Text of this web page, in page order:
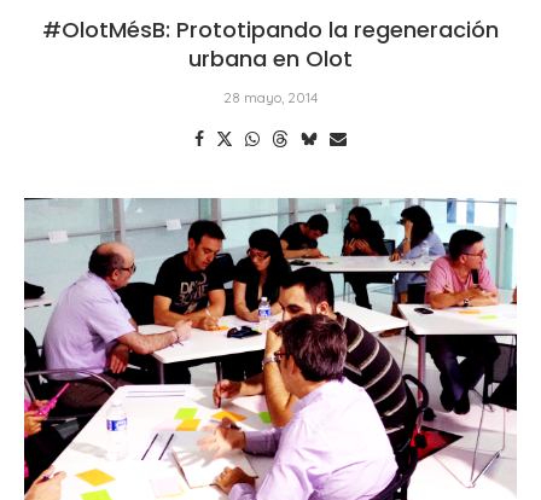
#OlotMésB: Prototipando la regeneración
urbana en Olot
28 mayo, 2014